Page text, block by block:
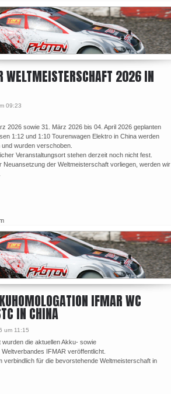
WELTMEISTERSCHAFT 2026 IN
09:23
2026 sowie 31. März 2026 bis 04. April 2026 geplanten
1:12 und 1:10 Tourenwagen Elektro in China werden
wurden verschoben.
Veranstaltungsort stehen derzeit noch nicht fest.
Neuansetzung der Weltmeisterschaft vorliegen, werden wir
IFMAR WC
IN CHINA
um 11:15
die aktuellen Akku- sowie
IFMAR veröffentlicht.
verbindlich für die bevorstehende Weltmeisterschaft in